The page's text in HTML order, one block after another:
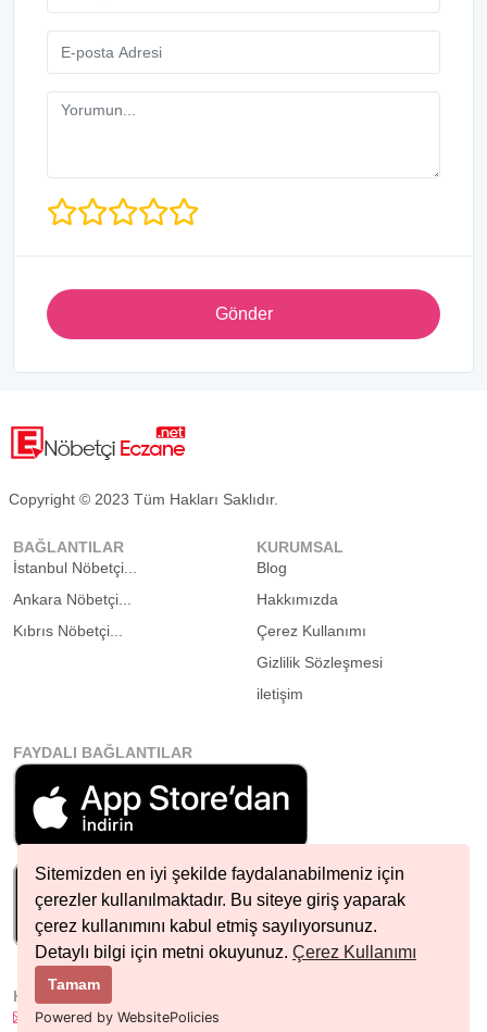
Sitemizden en iyi şekilde faydalanabilmeniz için
çerezler kullanılmaktadır. Bu siteye giriş yaparak
çerez kullanımını kabul etmiş sayılıyorsunuz.
Detaylı bilgi için metni okuyunuz. Çerez Kullanımı
Tamam
Powered by WebsitePolicies
Gönder
Copyright © 2023 Tüm Hakları Saklıdır.
BAĞLANTILAR
İstanbul Nöbetçi...
Ankara Nöbetçi...
Kıbrıs Nöbetçi...
KURUMSAL
Blog
Hakkımızda
Çerez Kullanımı
Gizlilik Sözleşmesi
iletişim
FAYDALI BAĞLANTILAR
HIZLI İLETIŞIM
info@nobetcieczane.net